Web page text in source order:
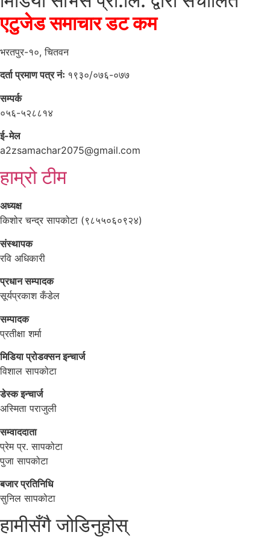
एटुजेड समाचार डट कम
भरतपुर-१०, चितवन
दर्ता प्रमाण पत्र नंः १९३०/०७६-०७७
सम्पर्क
०५६-५२८८१४
ई-मेल
a2zsamachar2075@gmail.com
हाम्रो टीम
अध्यक्ष
किशोर चन्द्र सापकोटा (९८५५०६०९२४)
संस्थापक
रवि अधिकारी
प्रधान सम्पादक
सूर्यप्रकाश कँडेल
सम्पादक
प्रतीक्षा शर्मा
मिडिया प्रोडक्सन इन्चार्ज
विशाल सापकोटा
डेस्क इन्चार्ज
अस्मिता पराजुली
सम्वाददाता
प्रेम प्र. सापकोटा
पुजा सापकोटा
बजार प्रतिनिधि
सुनिल सापकोटा
हामीसँगै जोडिनुहोस्